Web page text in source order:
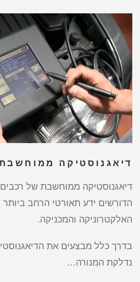
דיאגנוסטיקה
דיאגנוסטיקה ממוחשבת של
הדורשים ידע תאורטי הרחב
האלקטרוניקה והמכניקה.
בדרך כלל מבצעים את
נדלקת המנורה…